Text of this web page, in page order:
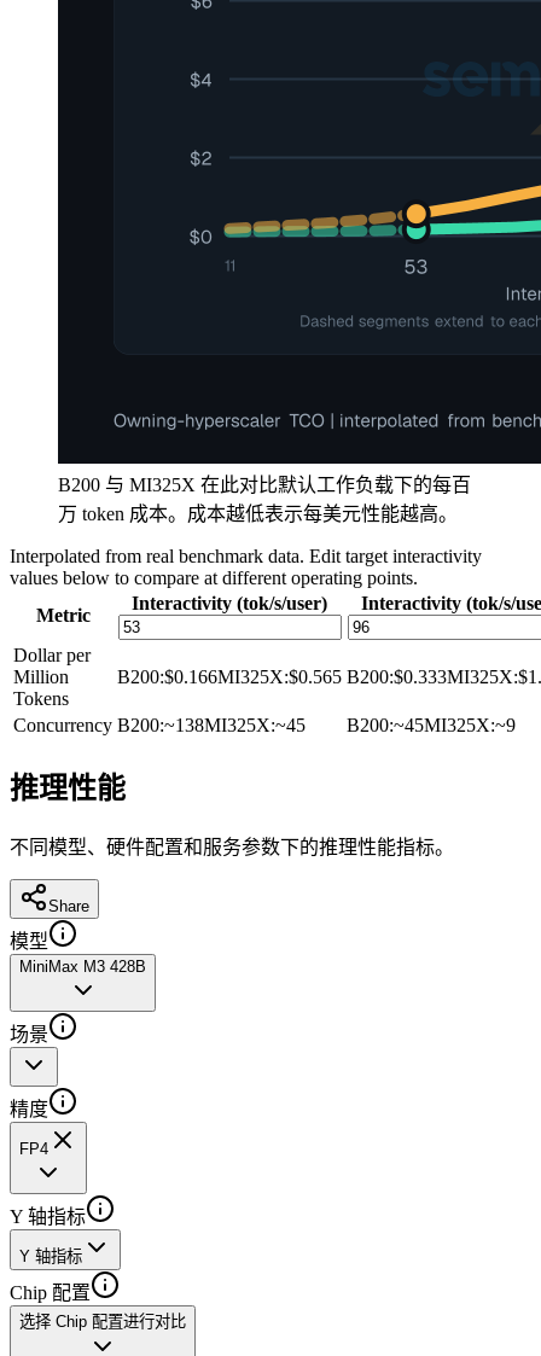
B200 与 MI325X 在此对比默认工作负载下的每百
万 token 成本。成本越低表示每美元性能越高。
Interpolated from real benchmark data. Edit target interactivity
values below to compare at different operating points.
Metric
Interactivity (tok/s/user) Interactivity (tok/s/
Dollar per
Million
Tokens
B200:$0.166MI325X:$0.565 B200:$0.333MI325X:
Concurrency B200:~138MI325X:~45 B200:~45MI325X:~9
推理性能
不同模型、硬件配置和服务参数下的推理性能指标。
Share
模型
MiniMax M3 428B
场景
精度
FP4
Y 轴指标
Y 轴指标
Chip 配置
选择 Chip 配置进行对比